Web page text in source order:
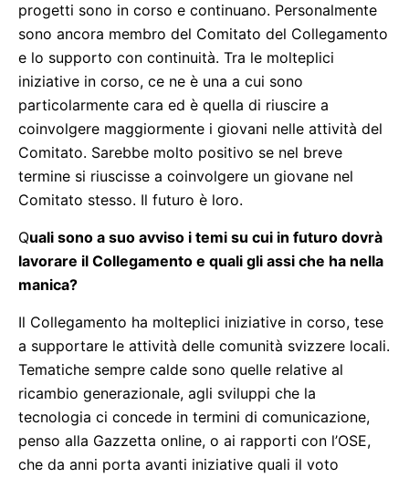
progetti sono in corso e continuano. Personalmente
sono ancora membro del Comitato del Collegamento
e lo supporto con continuità. Tra le molteplici
iniziative in corso, ce ne è una a cui sono
particolarmente cara ed è quella di riuscire a
coinvolgere maggiormente i giovani nelle attività del
Comitato. Sarebbe molto positivo se nel breve
termine si riuscisse a coinvolgere un giovane nel
Comitato stesso. Il futuro è loro.
Quali sono a suo avviso i temi su cui in futuro dovrà
lavorare il Collegamento e quali gli assi che ha nella
manica?
Il Collegamento ha molteplici iniziative in corso, tese
a supportare le attività delle comunità svizzere locali.
Tematiche sempre calde sono quelle relative al
ricambio generazionale, agli sviluppi che la
tecnologia ci concede in termini di comunicazione,
penso alla Gazzetta online, o ai rapporti con l’OSE,
che da anni porta avanti iniziative quali il voto